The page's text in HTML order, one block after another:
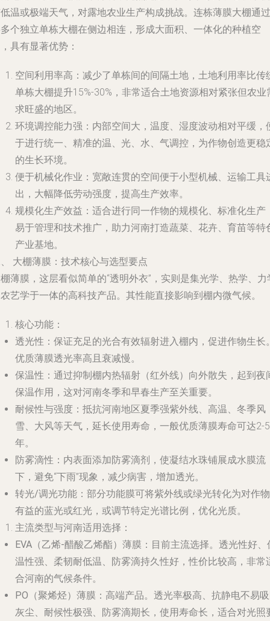
温或极端天气，对露地农业生产构成挑战。连栋薄膜大棚通过
个独立单栋大棚在侧边相连，形成大面积、一体化的种植空
具有显著优势：
空间利用率高 ：减少了单栋间的间隔土地，土地利用率比传
单栋大棚提升15%-30%，非常适合土地资源相对紧张但农业
求旺盛的地区。
环境调控能力强 ：内部空间大，温度、湿度波动相对平缓，
于进行统一、精准的温、光、水、气调控，为作物创造更稳
的生长环境。
便于机械化作业 ：宽敞连贯的空间便于小型机械、运输工具
出，大幅降低劳动强度，提高生产效率。
规模化生产效益 ：适合进行同一作物的规模化、标准化生产
易于管理和技术推广，助力河南打造蔬菜、花卉、育苗等特
产业基地。
大棚薄膜：技术核心与选型要点
薄膜，这层看似简单的“透明外衣”，实则是集光学、热学、力
艺学于一体的高科技产品。其性能直接影响到棚内微气候。
核心功能 ：
透光性 ：保证充足的光合有效辐射进入棚内，促进作物生长
优质薄膜透光率高且衰减慢。
保温性 ：通过抑制棚内热辐射（红外线）向外散失，起到夜
保温作用，这对河南冬季和早春生产至关重要。
耐候性与强度 ：抵抗河南地区夏季强紫外线、高温、冬季风
雪、大风等天气，延长使用寿命，一般优质薄膜寿命可达2-5
年。
防雾滴性 ：内表面添加防雾滴剂，使凝结水珠铺展成水膜流
下，避免“下雨”现象，减少病害，增加透光。
转光/调光功能 ：部分功能膜可将紫外线或绿光转化为对作物
有益的蓝光或红光，或调节特定光谱比例，优化光质。
主流类型与河南适用选择 ：
EVA（乙烯-醋酸乙烯酯）薄膜 ：目前主流选择。透光性好、
温性强、柔韧耐低温、防雾滴持久性好，性价比较高，非常
合河南的气候条件。
PO（聚烯烃）薄膜 ：高端产品。透光率极高、抗静电不易
灰尘、耐候性极强、防雾滴期长，使用寿命长，适合对光照